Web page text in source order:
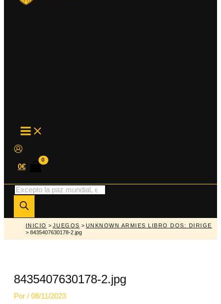
MAIN
MENU
0€
Búsqueda
de
productos
INICIO > JUEGOS > UNKNOWN ARMIES LIBRO DOS: DIRIGE
> 8435407630178-2.jpg
8435407630178-2.jpg
Por / 08/11/2023